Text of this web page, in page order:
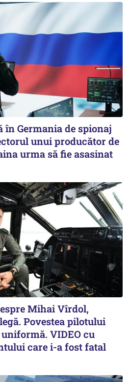
în Germania de spionaj
unui producător de
urma să fie asasinat
Mihai Vîrdol,
Povestea pilotului
VIDEO cu
care i-a fost fatal